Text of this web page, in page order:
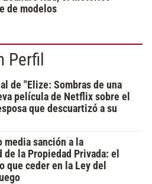
de modelos
Perfil
de "Elize: Sombras de una
película de Netflix sobre el
que descuartizó a su
media sanción a la
la Propiedad Privada: el
que ceder en la Ley del